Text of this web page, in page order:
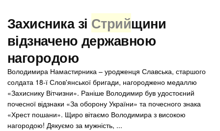
Захисника зі Стрийщини
відзначено державною
нагородою
Володимира Намастирника – уродженця Славська, старшого
солдата 18-ї Слов'янської бригади, нагороджено медаллю
«Захиснику Вітчизни». Раніше Володимир був удостоєний
почесної відзнаки «За оборону України» та почесного знака
«Хрест пошани». Щиро вітаємо Володимира з високою
нагородою! Дякуємо за мужність, ...